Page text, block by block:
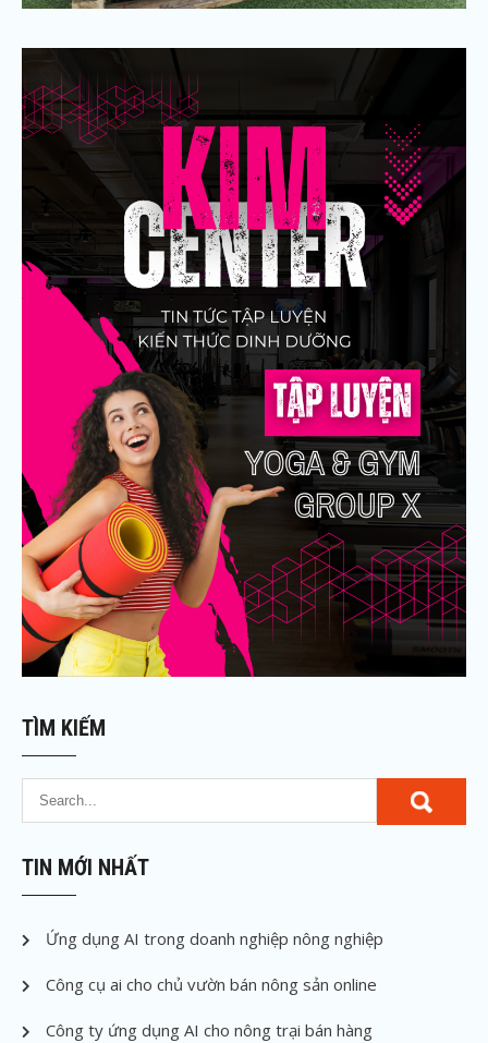
TÌM KIẾM
TIN MỚI NHẤT
Ứng dụng AI trong doanh nghiệp nông nghiệp
Công cụ ai cho chủ vườn bán nông sản online
Công ty ứng dụng AI cho nông trại bán hàng